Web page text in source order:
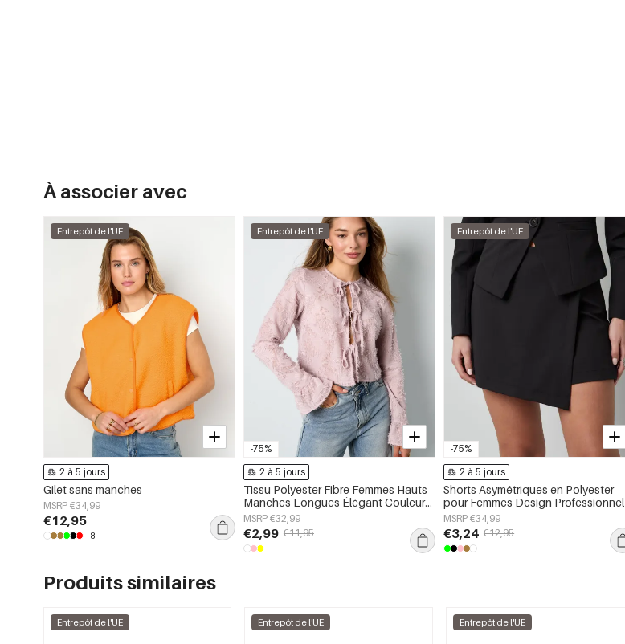
À associer avec
Entrepôt de l'UE
2 à 5 jours
Gilet sans manches
MSRP €34,99
€12,95
+8
-75%
Entrepôt de l'UE
2 à 5 jours
Tissu Polyester Fibre Femmes Hauts
Manches Longues Élégant Couleur
Unie Printemps/Été
MSRP €32,99
€2,99 €11,95
-75%
Entrepôt de l'UE
2 à 5 jours
Shorts Asymétriques en Polyester
pour Femmes Design Professionnel
MSRP €34,99
€3,24 €12,95
Produits similaires
Entrepôt de l'UE Entrepôt de l'UE Entrepôt de l'UE